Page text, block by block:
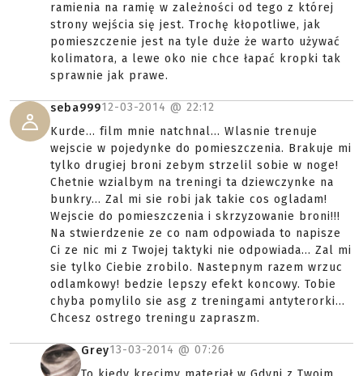
ramienia na ramię w zależności od tego z której
strony wejścia się jest. Trochę kłopotliwe, jak
pomieszczenie jest na tyle duże że warto używać
kolimatora, a lewe oko nie chce łapać kropki tak
sprawnie jak prawe.
seba99912-03-2014 @ 22:12
Kurde... film mnie natchnal... Wlasnie trenuje
wejscie w pojedynke do pomieszczenia. Brakuje mi
tylko drugiej broni zebym strzelil sobie w noge!
Chetnie wzialbym na treningi ta dziewczynke na
bunkry... Zal mi sie robi jak takie cos ogladam!
Wejscie do pomieszczenia i skrzyzowanie broni!!!
Na stwierdzenie ze co nam odpowiada to napisze
Ci ze nic mi z Twojej taktyki nie odpowiada... Zal mi
sie tylko Ciebie zrobilo. Nastepnym razem wrzuc
odlamkowy! bedzie lepszy efekt koncowy. Tobie
chyba pomylilo sie asg z treningami antyterorki...
Chcesz ostrego treningu zapraszm.
Grey13-03-2014 @ 07:26